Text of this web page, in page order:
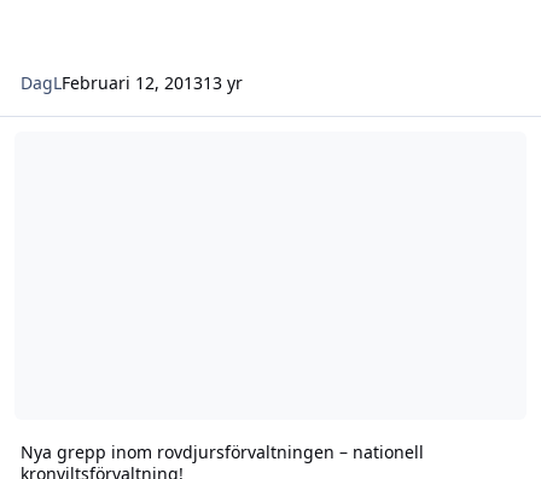
DagLFebruari 12, 201313 yr
Nya grepp inom rovdjursförvaltningen – nationell
kronviltsförvaltning!